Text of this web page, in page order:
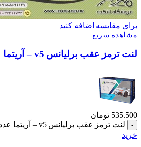
برای مقایسه اضافه کنید
مشاهده سریع
لنت ترمز عقب برلیانس v5 – آریتما
535.500 تومان
لنت ترمز عقب برلیانس v5 – آریتما عدد
خرید